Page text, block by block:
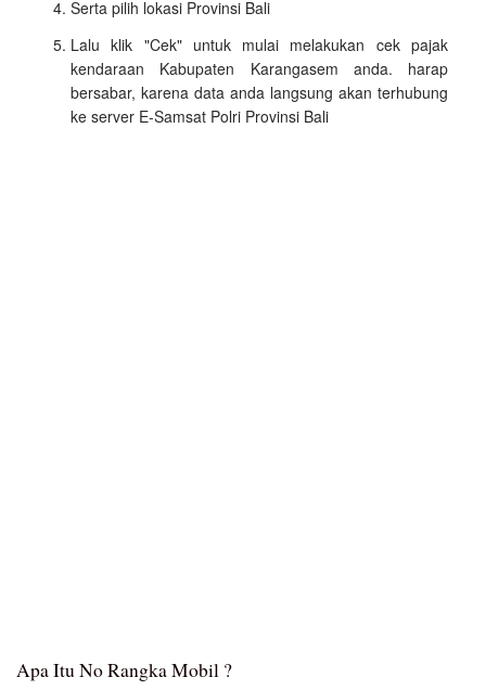
Serta pilih lokasi Provinsi Bali
Lalu klik "Cek" untuk mulai melakukan cek pajak
kendaraan Kabupaten Karangasem anda. harap
bersabar, karena data anda langsung akan terhubung
ke server E-Samsat Polri Provinsi Bali
Apa Itu No Rangka Mobil ?